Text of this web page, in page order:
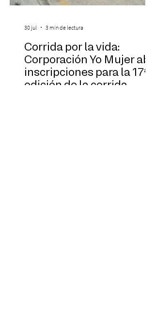
Corrida por la vida:
Corporación Yo Mujer abre
inscripciones para la 17ª
edición de la corrida
30 jul 3 min de lectura